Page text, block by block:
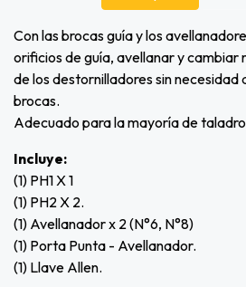
Con las brocas guía y los
orificios de guía, avellanar y cambiar
de los destornilladores sin
brocas.
Adecuado para la mayoría de
Incluye:
(1) PH1 X 1
(1) PH2 X 2.
(1) Avellanador x 2 (N°6, N°8)
(1) Porta Punta - Avellanador.
(1) Llave Allen.